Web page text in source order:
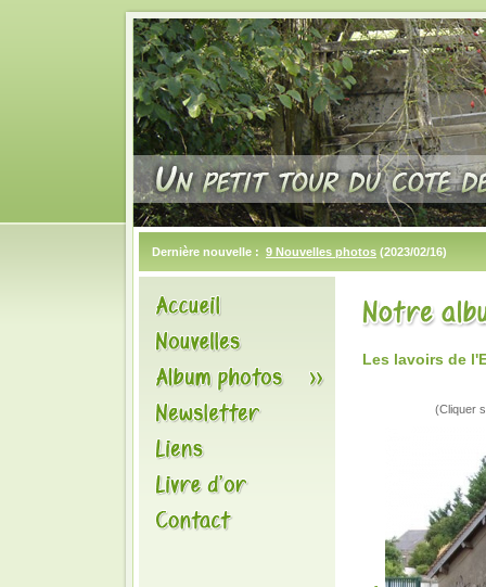
Dernière nouvelle : 9 Nouvelles photos (2023/02/16)
Les lavoirs de
(Cliquer